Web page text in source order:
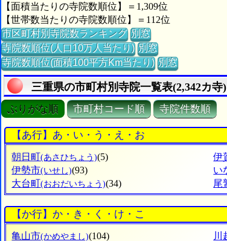
【面積当たりの寺院数順位】＝1,309位
【世帯数当たりの寺院数順位】＝112位
市区町村別寺院数ランキング 別窓
寺院数順位(人口10万人当たり) 別窓
寺院数順位(面積100平方Km当たり) 別窓
三重県の市町村別寺院一覧表(2,342カ寺)
ぶりがな順 市町村コード順 寺院件数順
【あ行】あ・い・う・え・お
朝日町(あさひちょう)(5) 伊
伊勢市(いせし)(93) い
大台町(おおだいちょう)(34) 尾
【か行】か・き・く・け・こ
亀山市(かめやまし)(104) 川